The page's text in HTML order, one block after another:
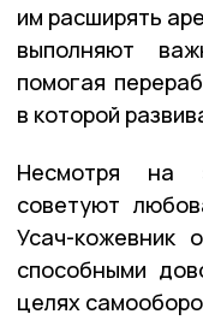
им расширять
выполняют
помогая
в которой
Несмотря на
советуют
Усач-кожевник
способными
целях